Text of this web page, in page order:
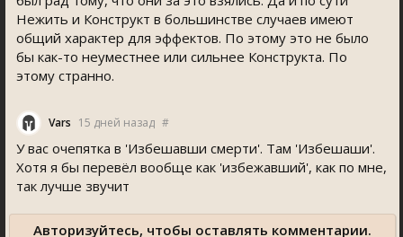
Нежить и Конструкт в большинстве случаев имеют
общий характер для эффектов. По этому это не было
бы как-то неуместнее или сильнее Конструкта. По
этому странно.
Vars 15 дней назад #
У вас очепятка в 'Избешавши смерти'. Там 'Избешаши'.
Хотя я бы перевёл вообще как 'избежавший', как по мне,
так лучше звучит
Авторизуйтесь, чтобы оставлять комментарии.